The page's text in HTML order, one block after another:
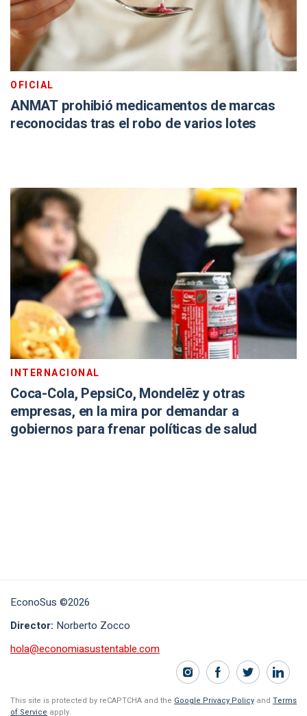
OFICIAL
ANMAT prohibió medicamentos de marcas
reconocidas tras el robo de varios lotes
INTERNACIONAL
Coca-Cola, PepsiCo, Mondelēz y otras
empresas, en la mira por demandar a
gobiernos para frenar políticas de salud
EconoSus ©2026
Director: Norberto Zocco
hola@economiasustentable.com
This site is protected by reCAPTCHA and the Google Privacy Policy and Terms
of Service apply.